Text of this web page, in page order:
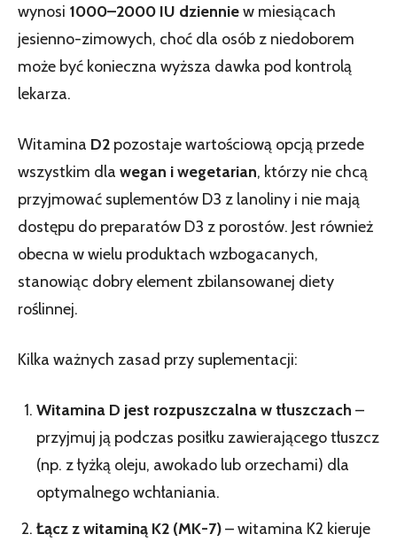
wynosi 1000–2000 IU dzienniew miesiącach
jesienno-zimowych, choć dla osób z niedoborem
może być konieczna wyższa dawka pod kontrolą
lekarza.
Witamina D2 pozostaje wartościową opcją przede
wszystkim dla wegan i wegetarian, którzy nie chcą
przyjmować suplementów D3 z lanoliny i nie mają
dostępu do preparatów D3 z porostów. Jest również
obecna w wielu produktach wzbogacanych,
stanowiąc dobry element zbilansowanej diety
roślinnej.
Kilka ważnych zasad przy suplementacji:
Witamina D jest rozpuszczalna w tłuszczach –
przyjmuj ją podczas posiłku zawierającego tłuszcz
(np. z łyżką oleju, awokado lub orzechami) dla
optymalnego wchłaniania.
Łącz z witaminą K2 (MK-7)– witamina K2 kieruje